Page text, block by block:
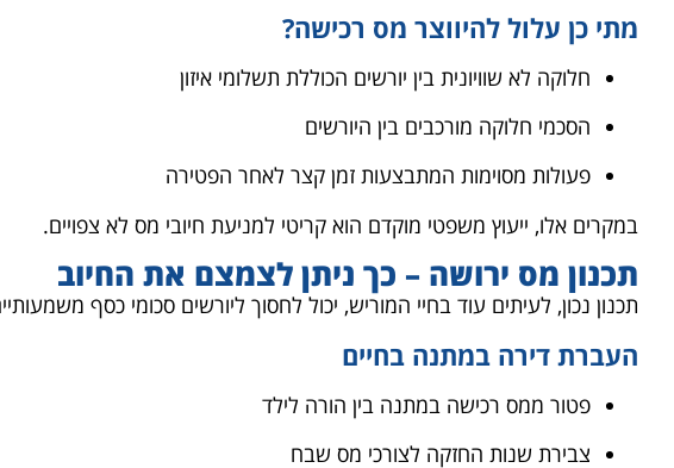
מתי כן עלול להיווצר מס רכישה?
חלוקה לא שוויונית בין יורשים הכוללת תשלומי איזון
הסכמי חלוקה מורכבים בין היורשים
פעולות מסוימות המתבצעות זמן קצר לאחר הפטירה
במקרים אלו, ייעוץ משפטי מוקדם הוא קריטי למניעת חיובי מס לא צפויים.
תכנון מס ירושה – כך ניתן לצמצם את החיוב
תכנון נכון, לעיתים עוד בחיי המוריש, יכול לחסוך ליורשים סכומי כסף
העברת דירה במתנה בחיים
פטור ממס רכישה במתנה בין הורה לילד
צבירת שנות החזקה לצורכי מס שבח